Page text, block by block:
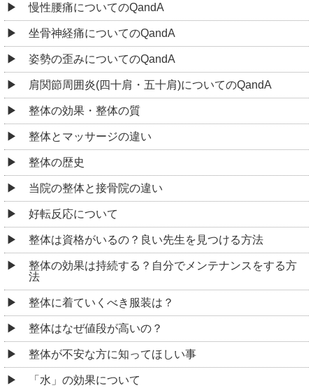
慢性腰痛についてのQandA
坐骨神経痛についてのQandA
姿勢の歪みについてのQandA
肩関節周囲炎(四十肩・五十肩)についてのQandA
整体の効果・整体の質
整体とマッサージの違い
整体の歴史
当院の整体と接骨院の違い
好転反応について
整体は資格がいるの？良い先生を見つける方法
整体の効果は持続する？自分でメンテナンスをする方
法
整体に着ていくべき服装は？
整体はなぜ値段が高いの？
整体が不安な方に知ってほしい事
「水」の効果について